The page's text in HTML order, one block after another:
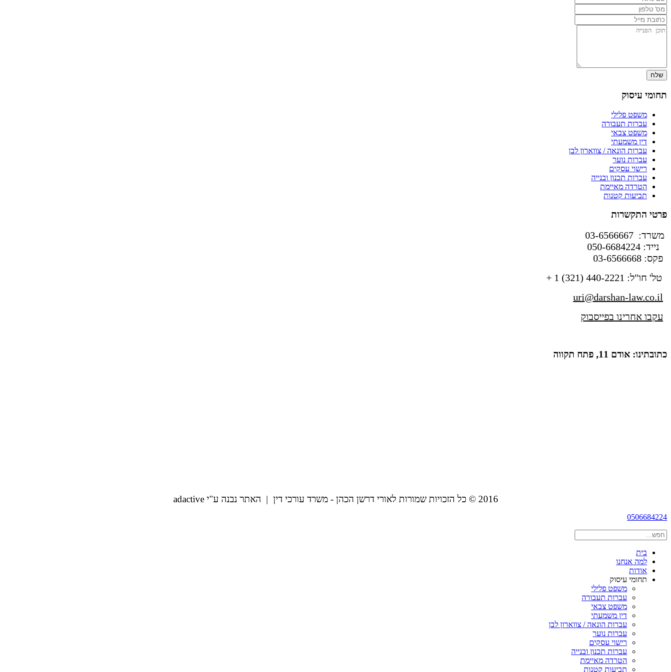
תחומי עיסוק
משפט פלילי
עברות תעבורה
משפט צבאי
דין משמעתי
עברות הונאה / צווארון לבן
עברות נוער
רישוי עסקים
עברות תכנון ובנייה
הטרדה מאיימת
תביעות קטנות
פרטי התקשרות
משרד: 03-6566667
נייד: 050-6684224
פקס: 03-6566668
טל' חו"ל: 440-2221 (321) 1 +
uri@darshan-law.co.il
עקבו אחרינו בפייסבוק
כתובתינו: אודם 11, פתח תקווה
2016 © כל הזכויות שמורות לאורי דרשן הכהן - משרד עורכי דין | האתר נבנה ע"י adactive
0506684224
בית
למה אנחנו
אודות
תחומי עיסוק
משפט פלילי
עברות תעבורה
משפט צבאי
דין משמעתי
עברות הונאה / צווארון לבן
עברות נוער
רישוי עסקים
עברות תכנון ובנייה
הטרדה מאיימת
תביעות קטנות